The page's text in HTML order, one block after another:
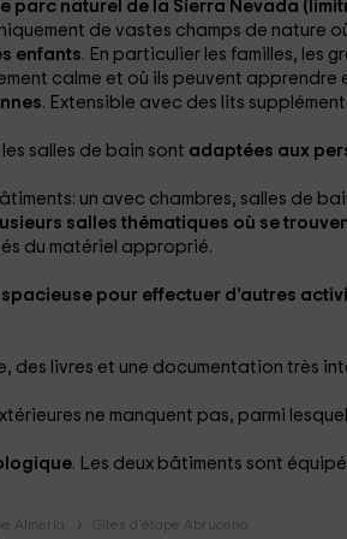
parc naturel de la Sierra Nevada
de vastes champs de nature
enfants. En particulier les familles, les
calme et où ils peuvent apprendre
. Extensible avec des lits
salles de bain sont adaptées aux
un avec chambres, salles de
salles thématiques où se
du matériel approprié.
spacieuse pour effectuer d’autres
des livres et une documentation très
ne manquent pas, parmi
. Les deux bâtiments sont
Almería Gîtes d'étape Abrucena